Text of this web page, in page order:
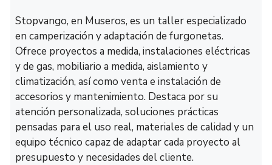
Stopvango, en Museros, es un taller especializado
en camperización y adaptación de furgonetas.
Ofrece proyectos a medida, instalaciones eléctricas
y de gas, mobiliario a medida, aislamiento y
climatización, así como venta e instalación de
accesorios y mantenimiento. Destaca por su
atención personalizada, soluciones prácticas
pensadas para el uso real, materiales de calidad y un
equipo técnico capaz de adaptar cada proyecto al
presupuesto y necesidades del cliente.